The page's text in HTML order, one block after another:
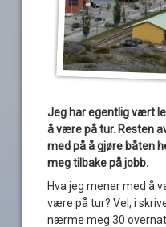
Jeg har egentlig vært
å være på tur. Resten
med på å gjøre båten
meg tilbake på jobb.
Hva jeg mener med å
være på tur? Vel, i
nærme meg 30